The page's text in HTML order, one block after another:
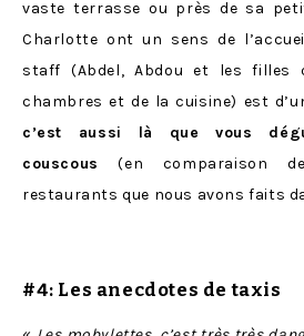
vaste terrasse ou près de sa
Charlotte ont un sens de
staff (Abdel, Abdou et les filles
chambres et de la cuisine) est
c’est aussi là que vous
couscous
(en comparaison
restaurants que nous avons faits
#4: Les anecdotes de taxis